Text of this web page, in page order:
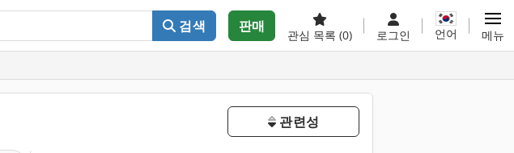
검색 판매
관심 목록 (0) 로그인 언어 메뉴
관련성